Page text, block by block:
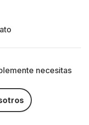
necesitas